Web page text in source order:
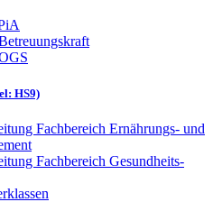
HS9)
Fachbereich Ernährungs- und
Fachbereich Gesundheits-